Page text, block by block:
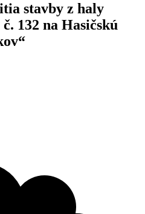
stavby z haly
132 na Hasičskú